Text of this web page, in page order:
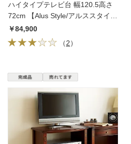
ハイタイプテレビ台 幅120.5高さ
72cm 【Alus Style/アルススタイ
ル】
￥84,900
（2）